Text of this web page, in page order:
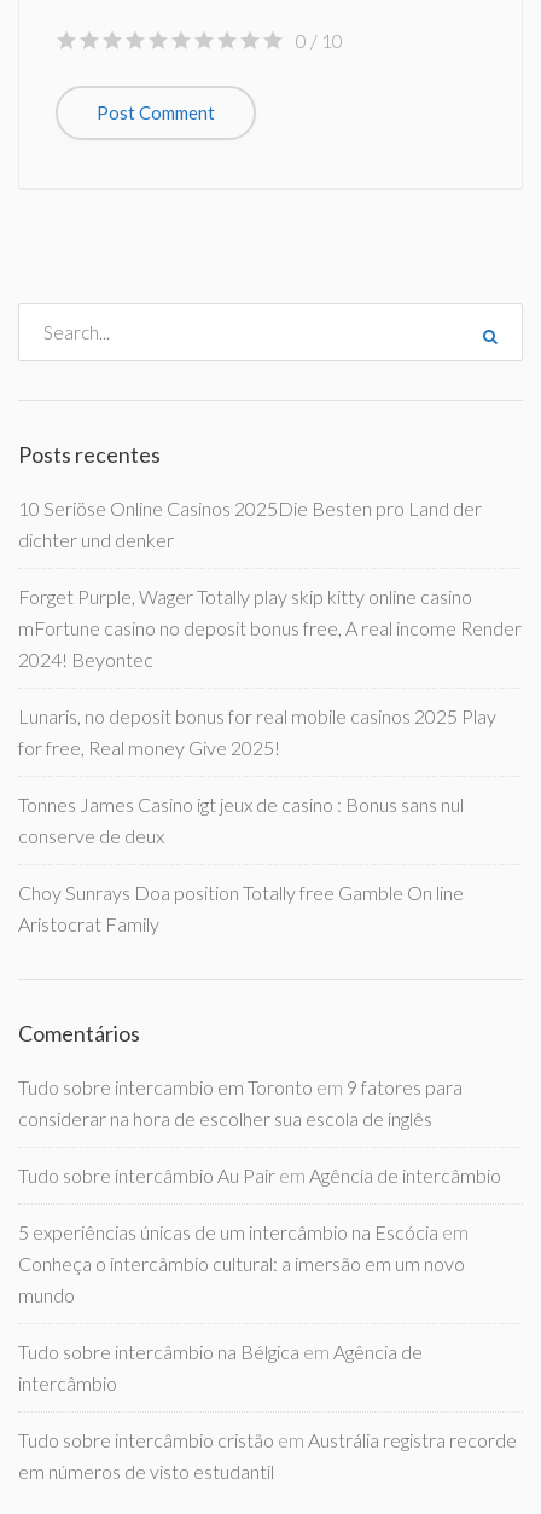
0 / 10
Posts recentes
10 Seriöse Online Casinos 2025Die Besten pro Land der
dichter und denker
Forget Purple, Wager Totally play skip kitty online casino
mFortune casino no deposit bonus free, A real income Render
2024! Beyontec
Lunaris, no deposit bonus for real mobile casinos 2025 Play
for free, Real money Give 2025!
Tonnes James Casino igt jeux de casino : Bonus sans nul
conserve de deux
Choy Sunrays Doa position Totally free Gamble On line
Aristocrat Family
Comentários
Tudo sobre intercambio em Toronto em 9 fatores para
considerar na hora de escolher sua escola de inglês
Tudo sobre intercâmbio Au Pair em Agência de intercâmbio
5 experiências únicas de um intercâmbio na Escócia em
Conheça o intercâmbio cultural: a imersão em um novo
mundo
Tudo sobre intercâmbio na Bélgica em Agência de
intercâmbio
Tudo sobre intercâmbio cristão em Austrália registra recorde
em números de visto estudantil